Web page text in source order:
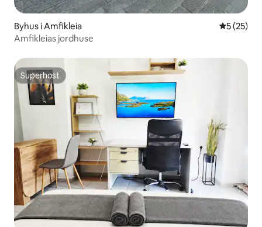
Byhus i Amfikleia 5 ud af 5 i
5 (25)
Amfikleias jordhuse
Superhost
Superhost